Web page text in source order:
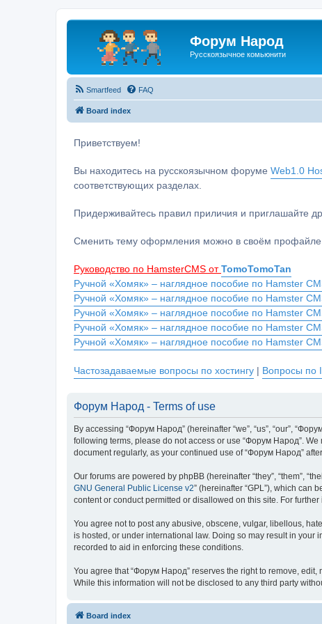
Форум Народ
Русскоязычное комьюнити
Smartfeed FAQ
Board index
Приветствуем!
Вы находитесь на русскоязычном форуме Web1.0
соответствующих разделах.
Придерживайтесь правил приличия и приглашайте
Сменить тему оформления можно в своём профайле
Руководство по HamsterCMS от TomoTomoTan
Ручной «Хомяк» – наглядное пособие по Hamster
Ручной «Хомяк» – наглядное пособие по Hamster
Ручной «Хомяк» – наглядное пособие по Hamster
Ручной «Хомяк» – наглядное пособие по Hamster
Ручной «Хомяк» – наглядное пособие по Hamster
Частозадаваемые вопросы по хостингу | Вопросы по
Форум Народ - Terms of use
By accessing “Форум Народ” (hereinafter “we”, “us”, “our”,
following terms, please do not access or use “Форум Народ”.
document regularly, as your continued use of “Форум Народ”
Our forums are powered by phpBB (hereinafter “they”, “them”,
GNU General Public License v2” (hereinafter “GPL”), which can
content or conduct permitted or disallowed on this site. For
You agree not to post any abusive, obscene, vulgar, libellous,
is hosted, or under international law. Doing so may result in your
recorded to aid in enforcing these conditions.
You agree that “Форум Народ” reserves the right to remove,
While this information will not be disclosed to any third party
Board index